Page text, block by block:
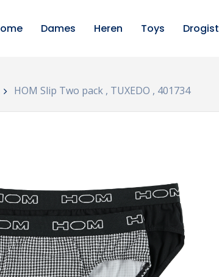
Dames Heren Toys Drogist
HOM Slip Two pack , TUXEDO , 401734